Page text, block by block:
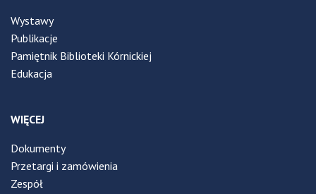
Wystawy
Publikacje
Pamiętnik Biblioteki Kórnickiej
Edukacja
WIĘCEJ
Dokumenty
Przetargi i zamówienia
Zespół